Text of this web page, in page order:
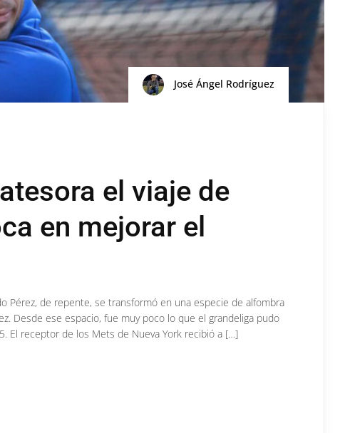
José Ángel Rodríguez
el viaje de
en mejorar el
Pérez, de repente, se transformó en una especie de alfombra
Desde ese espacio, fue muy poco lo que el grandeliga pudo
El receptor de los Mets de Nueva York recibió a […]